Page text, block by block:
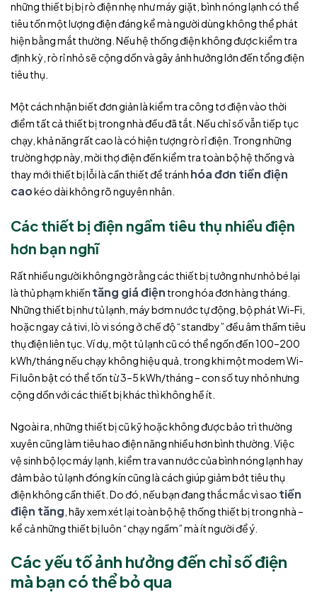
những thiết bị bị rò điện nhẹ như máy giặt, bình nóng lạnh có thể
tiêu tốn một lượng điện đáng kể mà người dùng không thể phát
hiện bằng mắt thường. Nếu hệ thống điện không được kiểm tra
định kỳ, rò rỉ nhỏ sẽ cộng dồn và gây ảnh hưởng lớn đến tổng điện
tiêu thụ.
Một cách nhận biết đơn giản là kiểm tra công tơ điện vào thời
điểm tất cả thiết bị trong nhà đều đã tắt. Nếu chỉ số vẫn tiếp tục
chạy, khả năng rất cao là có hiện tượng rò rỉ điện. Trong những
trường hợp này, mời thợ điện đến kiểm tra toàn bộ hệ thống và
thay mới thiết bị lỗi là cần thiết để tránh hóa đơn tiền điện
caokéo dài không rõ nguyên nhân.
Các thiết bị điện ngầm tiêu thụ nhiều điện
hơn bạn nghĩ
Rất nhiều người không ngờ rằng các thiết bị tưởng như nhỏ bé lại
là thủ phạm khiến tăng giá điện trong hóa đơn hàng tháng.
Những thiết bị như tủ lạnh, máy bơm nước tự động, bộ phát Wi-Fi,
hoặc ngay cả tivi, lò vi sóng ở chế độ “standby” đều âm thầm tiêu
thụ điện liên tục. Ví dụ, một tủ lạnh cũ có thể ngốn đến 100–200
kWh/tháng nếu chạy không hiệu quả, trong khi một modem Wi-
Fi luôn bật có thể tốn từ 3–5 kWh/tháng – con số tuy nhỏ nhưng
cộng dồn với các thiết bị khác thì không hề ít.
Ngoài ra, những thiết bị cũ kỹ hoặc không được bảo trì thường
xuyên cũng làm tiêu hao điện năng nhiều hơn bình thường. Việc
vệ sinh bộ lọc máy lạnh, kiểm tra van nước của bình nóng lạnh hay
đảm bảo tủ lạnh đóng kín cũng là cách giúp giảm bớt tiêu thụ
điện không cần thiết. Do đó, nếu bạn đang thắc mắc vì sao tiền
điện tăng , hãy xem xét lại toàn bộ hệ thống thiết bị trong nhà –
kể cả những thiết bị luôn “chạy ngầm” mà ít người để ý.
Các yếu tố ảnh hưởng đến chỉ số điện
mà bạn có thể bỏ qua